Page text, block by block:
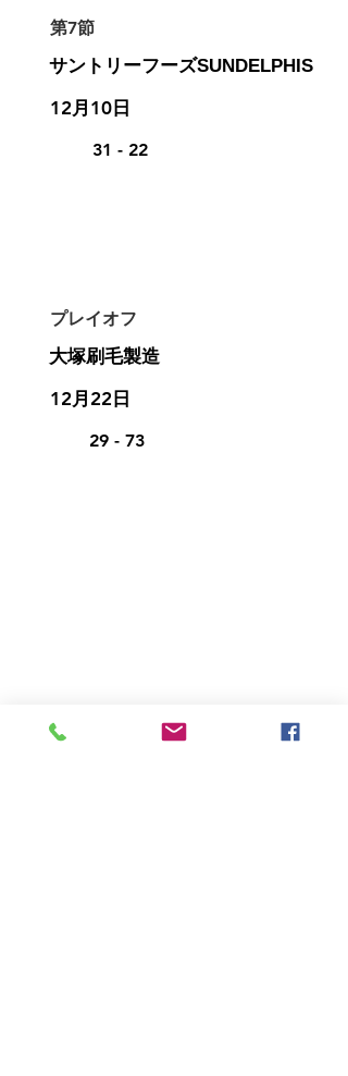
第7節
サントリーフーズSUNDELPHIS
12月10日
31 - 22
プレイオフ
大塚刷毛製造
12月22日
29 - 73